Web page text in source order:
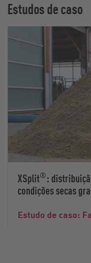
Estudos de caso
XSplit®:
condições secas
Estudo de caso: